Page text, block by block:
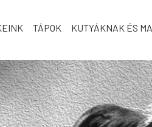
TÁPOK KUTYÁKNAK ÉS